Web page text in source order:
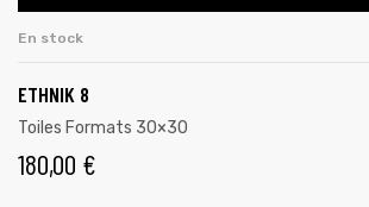
En stock
ETHNIK 8
Toiles Formats 30×30
180,00 €